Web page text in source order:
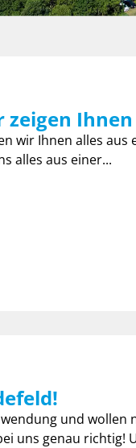
Ihnen
wir Ihnen alles
alles aus einer...
und wollen
uns genau richtig!